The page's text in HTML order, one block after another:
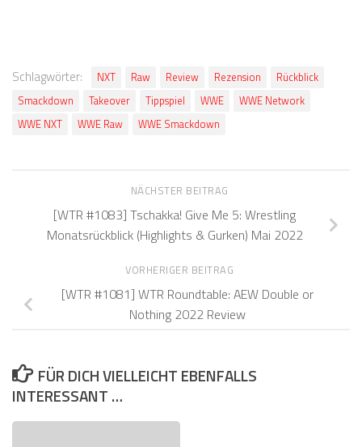
Schlagwörter: NXT Raw Review Rezension
Rückblick
Smackdown
Takeover Tippspiel WWE
WWE Network
WWE NXT
WWE Raw WWE Smackdown
NÄCHSTER BEITRAG
[WTR #1083] Tschakka! Give Me 5: Wrestling
Monatsrückblick (Highlights & Gurken) Mai 2022
VORHERIGER BEITRAG
[WTR #1081] WTR Roundtable: AEW Double or
Nothing 2022 Review
FÜR DICH VIELLEICHT EBENFALLS
INTERESSANT …